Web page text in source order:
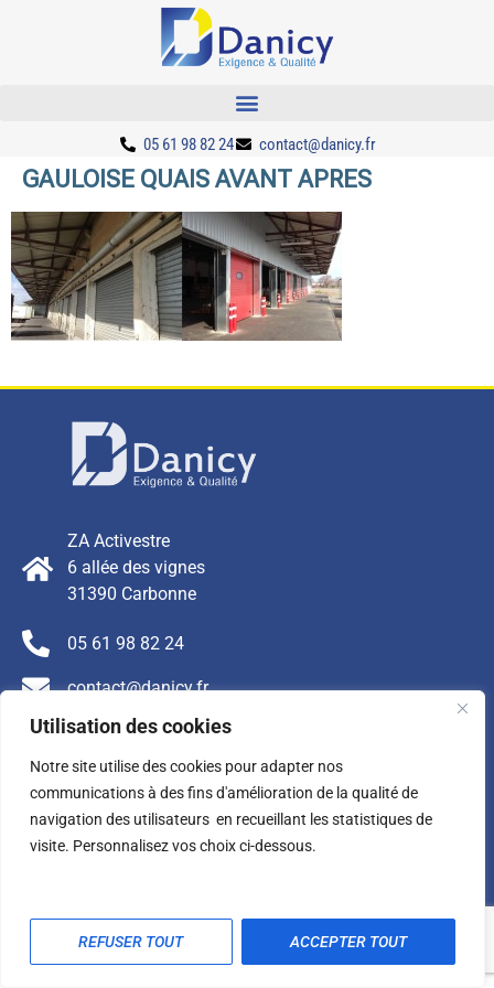
Utilisation des cookies
Notre site utilise des cookies pour adapter nos
communications à des fins d'amélioration de la qualité de
navigation des utilisateurs en recueillant les statistiques de
visite. Personnalisez vos choix ci-dessous.
REFUSER TOUT ACCEPTER TOUT
05 61 98 82 24 contact@danicy.fr
GAULOISE QUAIS AVANT APRES
ZA Activestre
6 allée des vignes
31390 Carbonne
05 61 98 82 24
contact@danicy.fr
FAQ - Foire aux Questions
Mentions légales
Contact